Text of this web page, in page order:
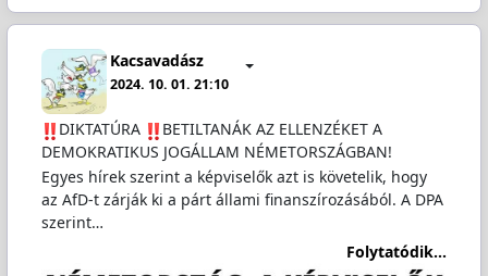
Kacsavadász
2024. 10. 01. 21:10
️DIKTATÚRA
️BETILTANÁK AZ ELLENZÉKET A
DEMOKRATIKUS JOGÁLLAM NÉMETORSZÁGBAN!
Egyes hírek szerint a képviselők azt is követelik, hogy
az AfD-t zárják ki a párt állami finanszírozásából. A DPA
szerint…
Folytatódik...